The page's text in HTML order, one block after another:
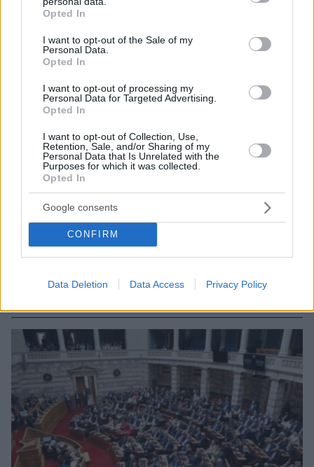
grant or deny consent to Google and its third-party tags to
use your data for below specified purposes in below Google
consent section.
Opted In
I want to opt-out of the Sale of my
Personal Data.
Opted In
I want to opt-out of processing my
Personal Data for Targeted Advertising.
Opted In
I want to opt-out of Collection, Use,
Retention, Sale, and/or Sharing of my
Personal Data that Is Unrelated with the
Purposes for which it was collected.
Opted In
Google consents
CONFIRM
Data Deletion Data Access Privacy Policy
ΠΑΣΟΚ: Πώς αιτιολογεί το αίτημα σύστασης